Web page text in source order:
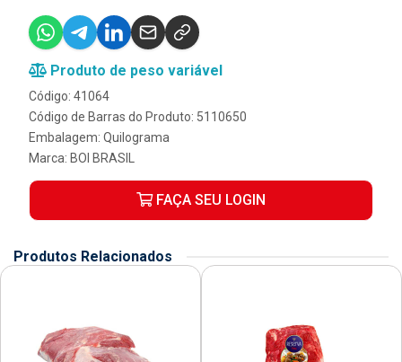
Produto de peso variável
Código: 41064
Código de Barras do Produto: 5110650
Embalagem: Quilograma
Marca: BOI BRASIL
FAÇA SEU LOGIN
Produtos Relacionados